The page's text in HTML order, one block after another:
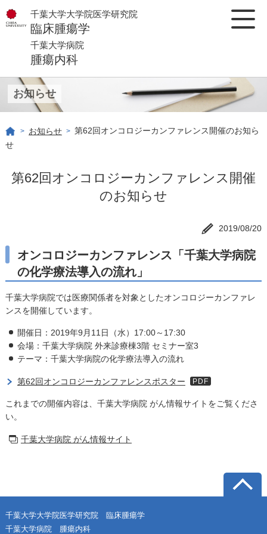
千葉大学大学院医学研究院
臨床腫瘍学
千葉大学病院
腫瘍内科
お知らせ
> お知らせ > 第62回オンコロジーカンファレンス開催のお知ら
せ
第62回オンコロジーカンファレンス開催
のお知らせ
2019/08/20
オンコロジーカンファレンス「千葉大学病院
の化学療法導入の流れ」
千葉大学病院では医療関係者を対象としたオンコロジーカンファレ
ンスを開催しています。
開催日：2019年9月11日（水）17:00～17:30
会場：千葉大学病院 外来診療棟3階 セミナー室3
テーマ：千葉大学病院の化学療法導入の流れ
第62回オンコロジーカンファレンスポスター PDF
これまでの開催内容は、千葉大学病院 がん情報サイトをご覧くださ
い。
千葉大学病院 がん情報サイト
千葉大学大学院医学研究院 臨床腫瘍学
千葉大学病院 腫瘍内科